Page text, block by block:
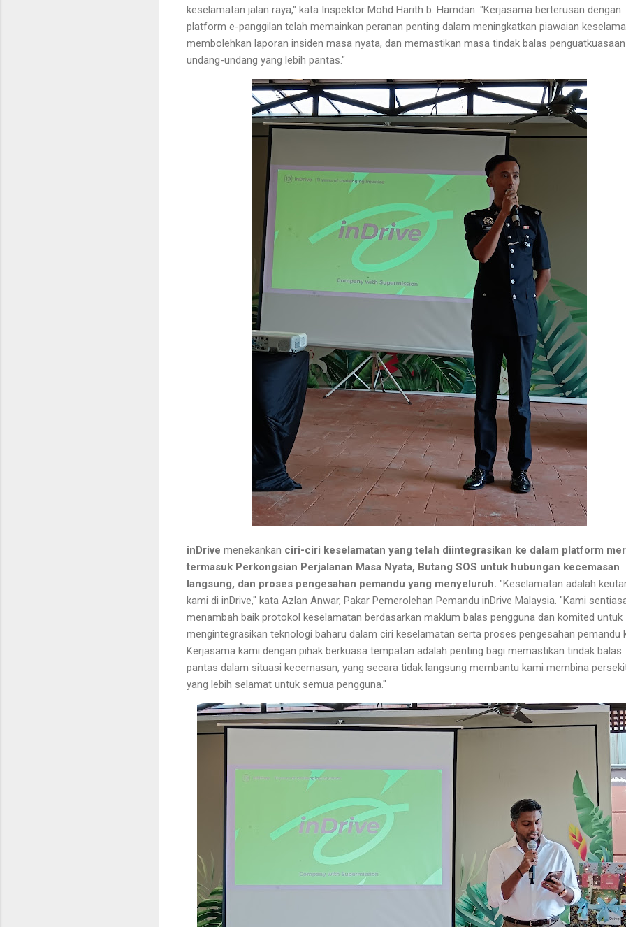
keselamatan jalan raya," kata Inspektor Mohd Harith b. Hamdan. "Kerjasama berterusan dengan
platform e-panggilan telah memainkan peranan penting dalam meningkatkan piawaian
membolehkan laporan insiden masa nyata, dan memastikan masa tindak balas penguatkuasaan
undang-undang yang lebih pantas."
inDrive menekankan ciri-ciri keselamatan yang telah diintegrasikan ke dalam platform
termasuk Perkongsian Perjalanan Masa Nyata, Butang SOS untuk hubungan kecemasan
langsung, dan proses pengesahan pemandu yang menyeluruh. "Keselamatan adalah
kami di inDrive," kata Azlan Anwar, Pakar Pemerolehan Pemandu inDrive Malaysia. "Kami
menambah baik protokol keselamatan berdasarkan maklum balas pengguna dan komited untuk
mengintegrasikan teknologi baharu dalam ciri keselamatan serta proses pengesahan pemandu
Kerjasama kami dengan pihak berkuasa tempatan adalah penting bagi memastikan tindak balas
pantas dalam situasi kecemasan, yang secara tidak langsung membantu kami membina
yang lebih selamat untuk semua pengguna."